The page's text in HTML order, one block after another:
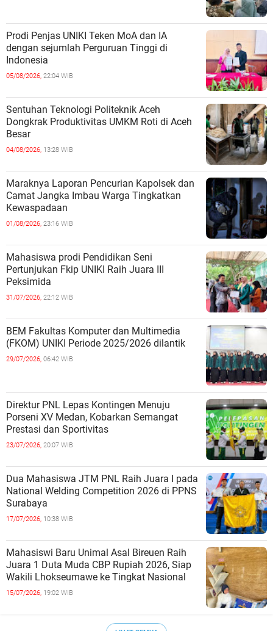
Prodi Penjas UNIKI Teken MoA dan IA
dengan sejumlah Perguruan Tinggi di
Indonesia
05/08/2026, 22:04 WIB
Sentuhan Teknologi Politeknik Aceh
Dongkrak Produktivitas UMKM Roti di Aceh
Besar
04/08/2026, 13:28 WIB
Maraknya Laporan Pencurian Kapolsek dan
Camat Jangka Imbau Warga Tingkatkan
Kewaspadaan
01/08/2026, 23:16 WIB
Mahasiswa prodi Pendidikan Seni
Pertunjukan Fkip UNIKI Raih Juara III
Peksimida
31/07/2026, 22:12 WIB
BEM Fakultas Komputer dan Multimedia
(FKOM) UNIKI Periode 2025/2026 dilantik
29/07/2026, 06:42 WIB
Direktur PNL Lepas Kontingen Menuju
Porseni XV Medan, Kobarkan Semangat
Prestasi dan Sportivitas
23/07/2026, 20:07 WIB
Dua Mahasiswa JTM PNL Raih Juara I pada
National Welding Competition 2026 di PPNS
Surabaya
17/07/2026, 10:38 WIB
Mahasiswi Baru Unimal Asal Bireuen Raih
Juara 1 Duta Muda CBP Rupiah 2026, Siap
Wakili Lhokseumawe ke Tingkat Nasional
15/07/2026, 19:02 WIB